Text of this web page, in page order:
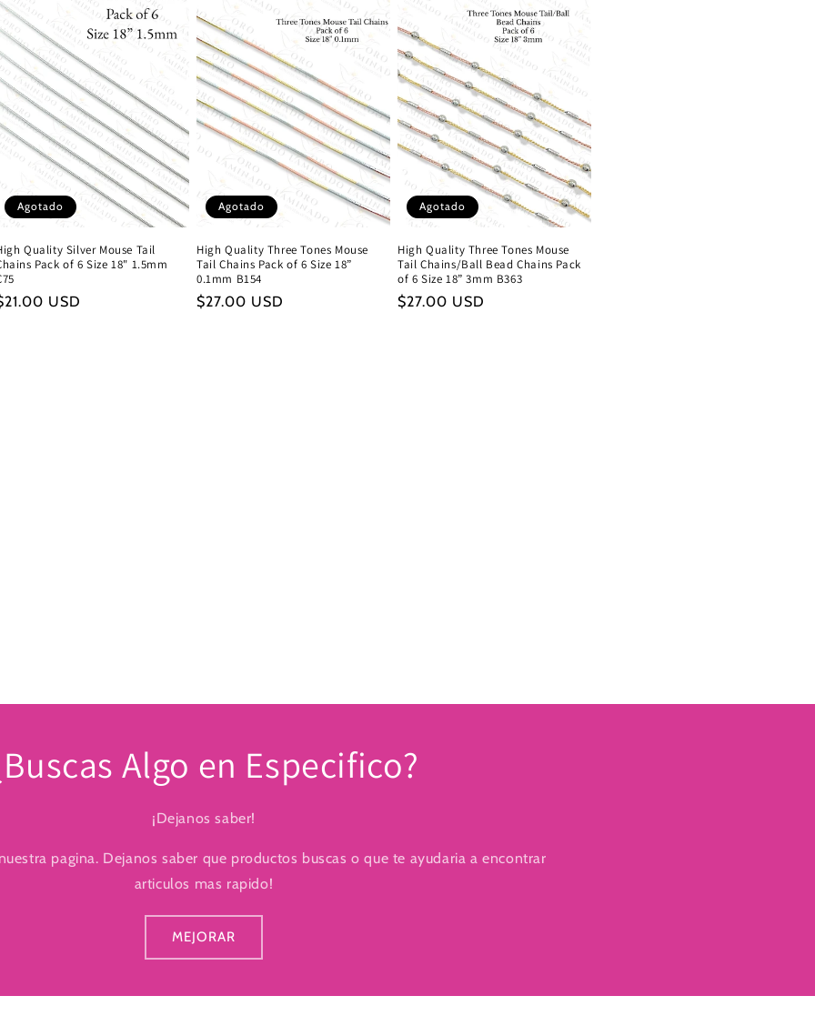
Agotado
Quality Silver Mouse Tail
Pack of 6 Size 18" 1.5mm
USD
Agotado
High Quality Three Tones Mouse
Tail Chains Pack of 6 Size 18”
0.1mm B154
Precio
$27.00 USD
Agotado
High Quality Three Tones Mouse
Tail Chains/Ball Bead Chains Pack
of 6 Size 18” 3mm B363
Precio
$27.00 USD
Algo en Especifico?
¡Dejanos saber!
pagina. Dejanos saber que productos buscas o que te ayudaria a encontrar
articulos mas rapido!
MEJORAR